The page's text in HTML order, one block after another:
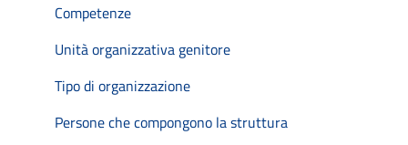
Competenze
Unità organizzativa genitore
Tipo di organizzazione
Persone che compongono la struttura